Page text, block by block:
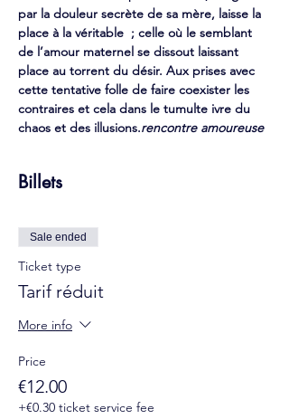
par la douleur secrète de sa mère, laisse la
place à la véritable ; celle où le semblant
de l’amour maternel se dissout laissant
place au torrent du désir. Aux prises avec
cette tentative folle de faire coexister les
contraires et cela dans le tumulte ivre du
chaos et des illusions.rencontre amoureuse
Billets
Sale ended
Ticket type
Tarif réduit
More info
Price
€12.00
+€0.30 ticket service fee